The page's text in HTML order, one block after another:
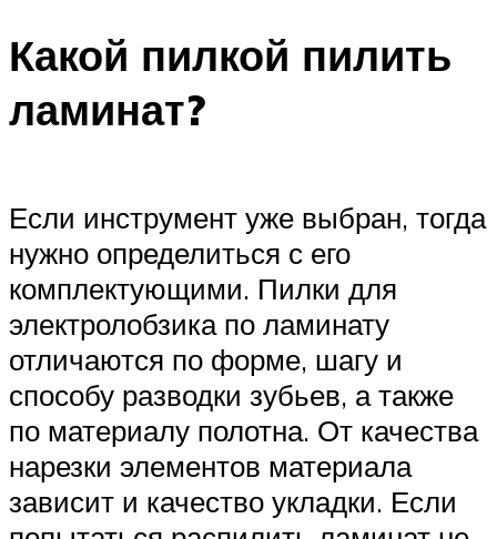
Какой пилкой пилить
ламинат?
Если инструмент уже выбран, тогда
нужно определиться с его
комплектующими. Пилки для
электролобзика по ламинату
отличаются по форме, шагу и
способу разводки зубьев, а также
по материалу полотна. От качества
нарезки элементов материала
зависит и качество укладки. Если